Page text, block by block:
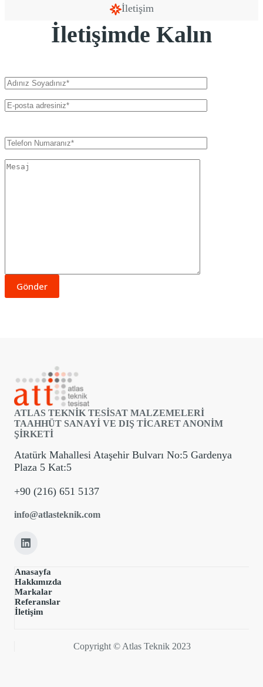
İletişim
İletişimde Kalın
ATLAS TEKNİK TESİSAT MALZEMELERİ
TAAHHÜT SANAYİ VE DIŞ TİCARET ANONİM
ŞİRKETİ
Atatürk Mahallesi Ataşehir Bulvarı No:5 Gardenya
Plaza 5 Kat:5
+90 (216) 651 5137
info@atlasteknik.com
Anasayfa
Hakkımızda
Markalar
Referanslar
İletişim
Copyright © Atlas Teknik 2023